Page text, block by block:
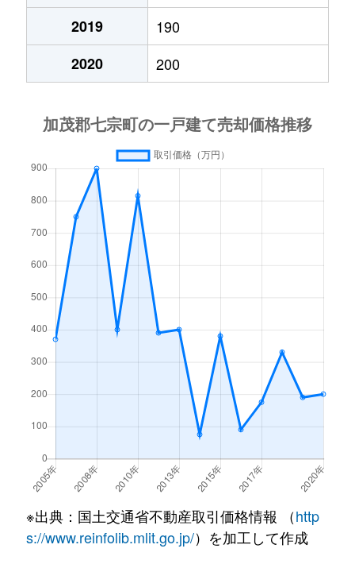
2019
190
2020
200
※出典：国土交通省不動産取引価格情報 （http
s://www.reinfolib.mlit.go.jp/）を加工して作成